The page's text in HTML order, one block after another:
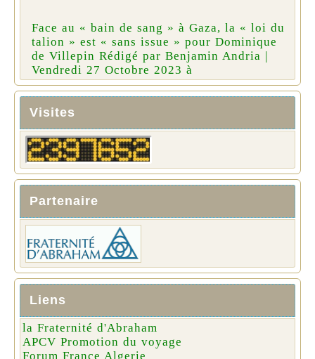
Face au « bain de sang » à Gaza, la « loi du
talion » est « sans issue » pour Dominique
de Villepin Rédigé par Benjamin Andria |
Vendredi 27 Octobre 2023 à
Visites
Partenaire
Liens
la Fraternité d'Abraham
APCV Promotion du voyage
Forum France Algerie